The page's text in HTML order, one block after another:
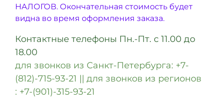
НАЛОГОВ. Окончательная стоимость будет
видна во время оформления заказа.
Контактные телефоны Пн.-Пт. с 11.00 до
18.00
для звонков из Санкт-Петербурга: +7-
(812)-715-93-21 || для звонков из регионов
: +7-(901)-315-93-21